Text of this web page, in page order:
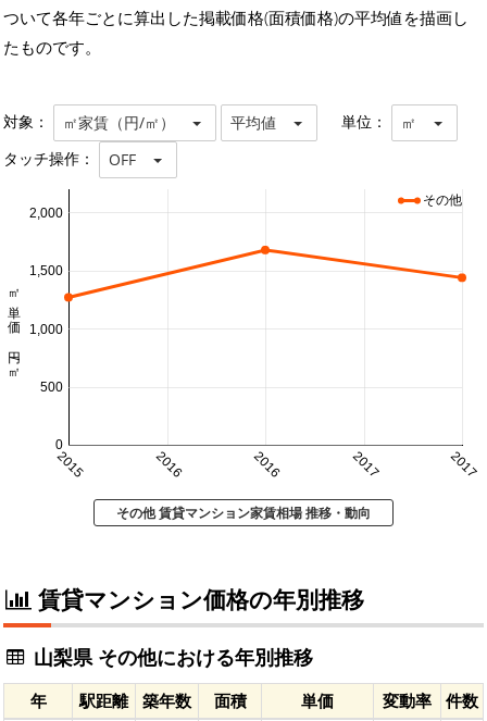
ついて各年ごとに算出した掲載価格(面積価格)の平均値を描画し
たものです。
対象： ㎡家賃（円/㎡） 平均値 単位： ㎡
タッチ操作： OFF
2015 2016 2016 2017 2017
0
500
1,000
1,500
2,000
㎡単価 円/㎡
その他
その他 賃貸マンション家賃相場 推移・動向
賃貸マンション価格の年別推移
山梨県 その他における年別推移
年 駅距離 築年数 面積 単価 変動率
件数